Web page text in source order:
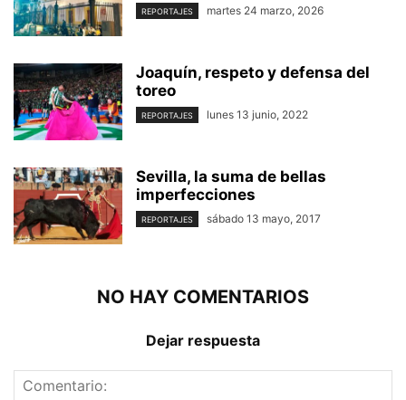
REPORTAJES martes 24 marzo, 2026
Joaquín, respeto y defensa del
toreo
REPORTAJES lunes 13 junio, 2022
Sevilla, la suma de bellas
imperfecciones
REPORTAJES sábado 13 mayo, 2017
NO HAY COMENTARIOS
Dejar respuesta